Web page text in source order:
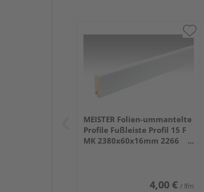
MEISTER Folien-ummantelte
Profile Fußleiste Profil 15 F
MK 2380x60x16mm 2266
4,00 € / lfm